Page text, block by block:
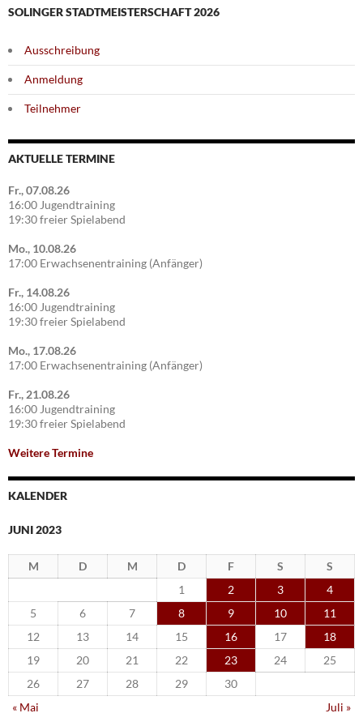
SOLINGER STADTMEISTERSCHAFT 2026
Ausschreibung
Anmeldung
Teilnehmer
AKTUELLE TERMINE
Fr., 07.08.26
16:00 Jugendtraining
19:30 freier Spielabend
Mo., 10.08.26
17:00 Erwachsenentraining (Anfänger)
Fr., 14.08.26
16:00 Jugendtraining
19:30 freier Spielabend
Mo., 17.08.26
17:00 Erwachsenentraining (Anfänger)
Fr., 21.08.26
16:00 Jugendtraining
19:30 freier Spielabend
Weitere Termine
KALENDER
JUNI 2023
M D M D F S
S
1
2 3
4
5
6 7 8 9 10
11
12
13 14 15 16 17
18
19
20 21 22 23 24
25
26
27 28 29
30
« Mai
Juli »